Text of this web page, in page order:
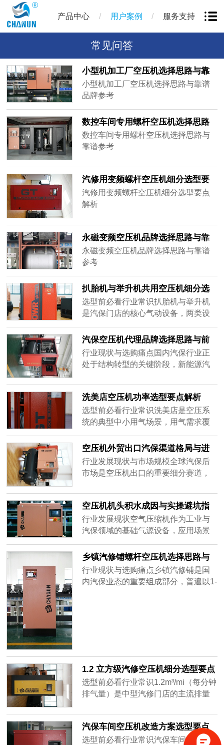
产品中心 / 用户案例 / 服务支持
常见问答
小型机加工厂空压机选择思路与靠
谱品牌参考
小型机加工厂空压机选择思路与靠谱
品牌参考
数控车间专用螺杆空压机选择思路
与靠谱参考
数控车间专用螺杆空压机选择思路与
靠谱参考
汽修用变频螺杆空压机细分选型要
点解析
汽修用变频螺杆空压机细分选型要点
解析
永磁变频空压机品牌选择思路与靠
谱参考
永磁变频空压机品牌选择思路与靠谱
参考
扒胎机与举升机共用空压机细分选
型要点解析
选型前必看行业常识扒胎机与举升机
是汽保门店的核心气动设备，两类设
门店的常规配置。从用气特性来看，
扒胎机属于持续波动用气，拆胎、装
胎、充气阶段瞬时耗气量大，待机阶
段几乎无耗气；举升机多为间歇式辅
助升降，单次耗气量小但启动瞬时压
力要求......
汽保空压机代理品牌选择思路与前
景参考
行业现状与选购痛点国内汽保行业正
处于结构转型的关键阶段，新能源汽
专业化升级，轮胎、底盘、洗美等轻
维修业态占比持续提升，终端门店对
集成式、低噪音、易运维的空压机需
求快速增长。对汽保经销商而言，选
拿货差价，更要看产品差异化、渠道
管控能......
洗美店空压机功率选型要点解析
选型前必看行业常识洗美店是空压系
统的典型中小用气场景，用气需求覆
内饰清洁、漆面除尘等多个环节，普
遍存在峰谷差异大、启停频繁、门店
空间紧凑的特点，社区型门店还额外
面临噪音扰民的合规压力。随着洗美
的选型合理性直接影响门店运营效率
与周边......
空压机外贸出口汽保渠道格局与进
入路径解析
行业发展现状与市场规模全球汽保后
市场是空压机出口的重要细分赛道，
扩张，海外汽保渠道对空压机的需求
持续稳定增长。行业数据显示，全球
汽保用空压机年市场规模约35-45亿美
元，其中北美、欧洲是成熟主力市
的新兴市场。从出口格局来看，中国
空压机......
空压机机头积水成因与实操避坑指
南
行业发展现状空气压缩机作为工业与
汽保领域的基础气源设备，应用场景
压机市场规模已突破600亿元，其中中
小功率集成式空压机年增速保持在
18%以上，成为驱动行业增长的核心
品类。随着社区汽保、小型加工门店
乡镇汽修铺螺杆空压机选择思路与
参考
行业现状与选购痛点乡镇汽修铺是国
内汽保业态的重要组成部分，普遍以1-
的中......
1.2 立方级汽修空压机细分选型要点
解析
选型前必看行业常识1.2m³/mi（每分钟
排气量）是中型汽修门店的主流排量
覆盖5-8个工位的拆胎作业、气动工具
驱动、轮胎补气、常规钣喷辅助等综
合用气需求，是社区综合修理厂、连
汽保车间空压机改造方案选型要点
解析
选型前必看行业常识汽保车间的空压